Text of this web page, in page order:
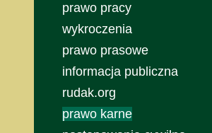
prawo pracy
wykroczenia
prawo prasowe
informacja publiczna
rudak.org
prawo karne